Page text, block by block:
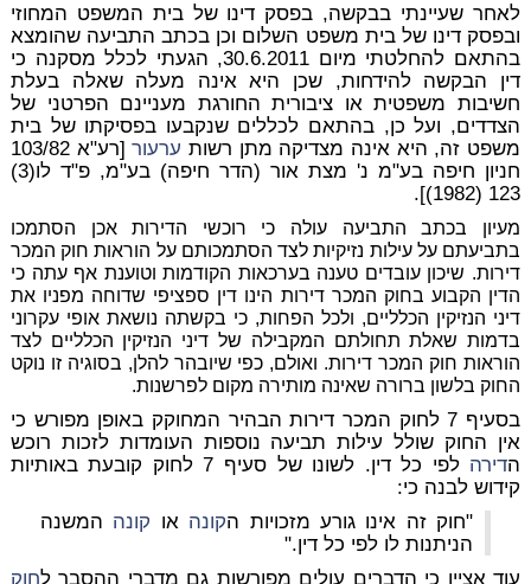
לאחר שעיינתי בבקשה, בפסק דינו של בית המשפט המחוזי
ובפסק דינו של בית משפט השלום וכן בכתב התביעה שהומצא
בהתאם להחלטתי מיום 30.6.2011, הגעתי לכלל מסקנה כי
דין הבקשה להידחות, שכן היא אינה מעלה שאלה בעלת
חשיבות משפטית או ציבורית החורגת מעניינם הפרטני של
הצדדים, ועל כן, בהתאם לכללים שנקבעו בפסיקתו של בית
משפט זה, היא אינה מצדיקה מתן רשות ערעור
[רע"א 103/82
חניון חיפה בע"מ נ' מצת אור (הדר חיפה) בע"מ, פ"ד לו(3)
123 (1982)].
מעיון בכתב התביעה עולה כי רוכשי הדירות אכן הסתמכו
בתביעתם על עילות נזיקיות לצד הסתמכותם על הוראות חוק המכר
דירות. שיכון עובדים טענה בערכאות הקודמות וטוענת אף עתה כי
הדין הקבוע בחוק המכר דירות הינו דין ספציפי שדוחה מפניו את
דיני הנזיקין הכלליים, ולכל הפחות, כי בקשתה נושאת אופי עקרוני
בדמות שאלת תחולתם המקבילה של דיני הנזיקין הכלליים לצד
הוראות חוק המכר דירות. ואולם, כפי שיובהר להלן, בסוגיה זו נוקט
החוק בלשון ברורה שאינה מותירה מקום לפרשנות.
בסעיף 7 לחוק המכר דירות הבהיר המחוקק באופן מפורש כי
אין החוק שולל עילות תביעה נוספות העומדות לזכות רוכש
הדירה
לפי כל דין. לשונו של סעיף 7 לחוק קובעת באותיות
קידוש לבנה כי:
"חוק זה אינו גורע מזכויות הקונה או קונה המשנה
הניתנות לו לפי כל דין."
עוד אציין כי הדברים עולים מפורשות גם מדברי ההסבר לחוק